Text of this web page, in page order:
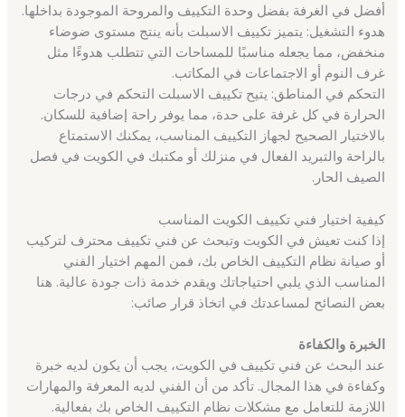
أفضل في الغرفة بفضل وحدة التكييف والمروحة الموجودة بداخلها.
هدوء التشغيل: يتميز تكييف الاسبلت بأنه ينتج مستوى ضوضاء
منخفض، مما يجعله مناسبًا للمساحات التي تتطلب هدوءًا مثل
غرف النوم أو الاجتماعات في المكاتب.
التحكم في المناطق: يتيح تكييف الاسبلت التحكم في درجات
الحرارة في كل غرفة على حدة، مما يوفر راحة إضافية للسكان.
بالاختيار الصحيح لجهاز التكييف المناسب، يمكنك الاستمتاع
بالراحة والتبريد الفعال في منزلك أو مكتبك في الكويت في فصل
الصيف الحار.
كيفية اختيار فني تكييف الكويت المناسب
إذا كنت تعيش في الكويت وتبحث عن فني تكييف محترف لتركيب
أو صيانة نظام التكييف الخاص بك، فمن المهم اختيار الفني
المناسب الذي يلبي احتياجاتك ويقدم خدمة ذات جودة عالية. هنا
بعض النصائح لمساعدتك في اتخاذ قرار صائب:
الخبرة والكفاءة
عند البحث عن فني تكييف في الكويت، يجب أن يكون لديه خبرة
وكفاءة في هذا المجال. تأكد من أن الفني لديه المعرفة والمهارات
اللازمة للتعامل مع مشكلات نظام التكييف الخاص بك بفعالية.